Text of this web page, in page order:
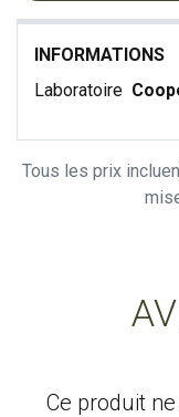
INFORMATIONS
Laboratoire
Tous les prix
Ce produit